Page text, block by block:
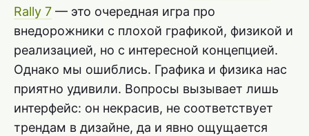
Rally 7 — это очередная игра про
внедорожники с плохой графикой, физикой и
реализацией, но с интересной концепцией.
Однако мы ошиблись. Графика и физика нас
приятно удивили. Вопросы вызывает лишь
интерфейс: он некрасив, не соответствует
трендам в дизайне, да и явно ощущается